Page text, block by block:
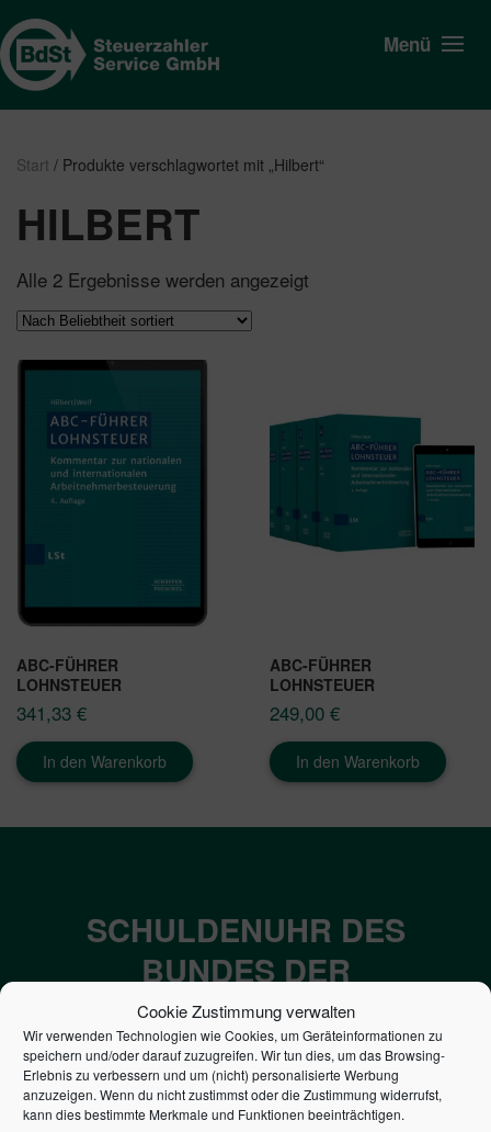
Cookie Zustimmung verwalten
Wir verwenden Technologien wie Cookies, um Geräteinformationen zu
speichern und/oder darauf zuzugreifen. Wir tun dies, um das Browsing-
Erlebnis zu verbessern und um (nicht) personalisierte Werbung
anzuzeigen. Wenn du nicht zustimmst oder die Zustimmung widerrufst,
kann dies bestimmte Merkmale und Funktionen beeinträchtigen.
Menü
Start / Produkte verschlagwortet mit „Hilbert“
HILBERT
Alle 2 Ergebnisse werden angezeigt
ABC-FÜHRER
LOHNSTEUER
341,33 €
In den Warenkorb
ABC-FÜHRER
LOHNSTEUER
249,00 €
In den Warenkorb
SCHULDENUHR DES
BUNDES DER
STEUERZAHLER
7,052€
NEUVERSCHULDUNG